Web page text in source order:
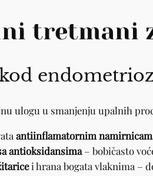
tretmani
ulogu u smanjenju upalnih
antiinflamatornim
antioksidansima– bobičasto
i hrana bogata vlaknima –